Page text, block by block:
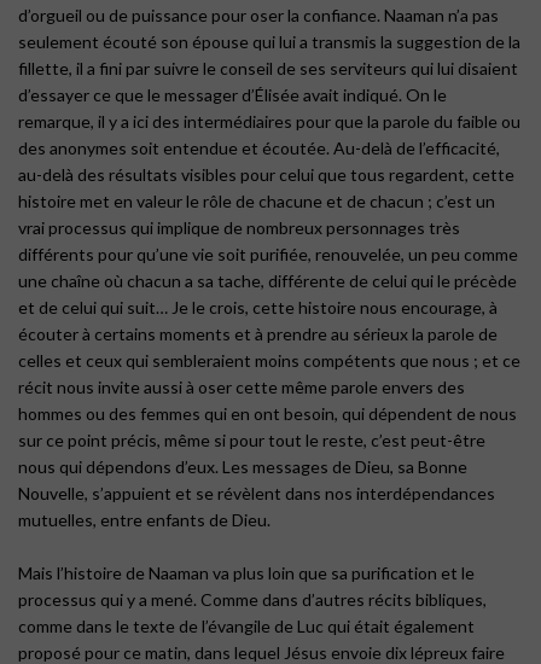
d’orgueil ou de puissance pour oser la confiance. Naaman n’a pas
seulement écouté son épouse qui lui a transmis la suggestion de la
fillette, il a fini par suivre le conseil de ses serviteurs qui lui disaient
d’essayer ce que le messager d’Élisée avait indiqué. On le
remarque, il y a ici des intermédiaires pour que la parole du faible ou
des anonymes soit entendue et écoutée. Au-delà de l’efficacité,
au-delà des résultats visibles pour celui que tous regardent, cette
histoire met en valeur le rôle de chacune et de chacun ; c’est un
vrai processus qui implique de nombreux personnages très
différents pour qu’une vie soit purifiée, renouvelée, un peu comme
une chaîne où chacun a sa tache, différente de celui qui le précède
et de celui qui suit… Je le crois, cette histoire nous encourage, à
écouter à certains moments et à prendre au sérieux la parole de
celles et ceux qui sembleraient moins compétents que nous ; et ce
récit nous invite aussi à oser cette même parole envers des
hommes ou des femmes qui en ont besoin, qui dépendent de nous
sur ce point précis, même si pour tout le reste, c’est peut-être
nous qui dépendons d’eux. Les messages de Dieu, sa Bonne
Nouvelle, s’appuient et se révèlent dans nos interdépendances
mutuelles, entre enfants de Dieu.
Mais l’histoire de Naaman va plus loin que sa purification et le
processus qui y a mené. Comme dans d’autres récits bibliques,
comme dans le texte de l’évangile de Luc qui était également
proposé pour ce matin, dans lequel Jésus envoie dix lépreux faire